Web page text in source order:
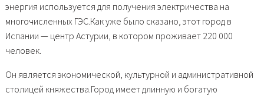
энергия используется для получения электричества на
многочисленных ГЭС.Как уже было сказано, этот город в
Испании — центр Астурии, в котором проживает 220 000
человек.
Он является экономической, культурной и административной
столицей княжества.Город имеет длинную и богатую